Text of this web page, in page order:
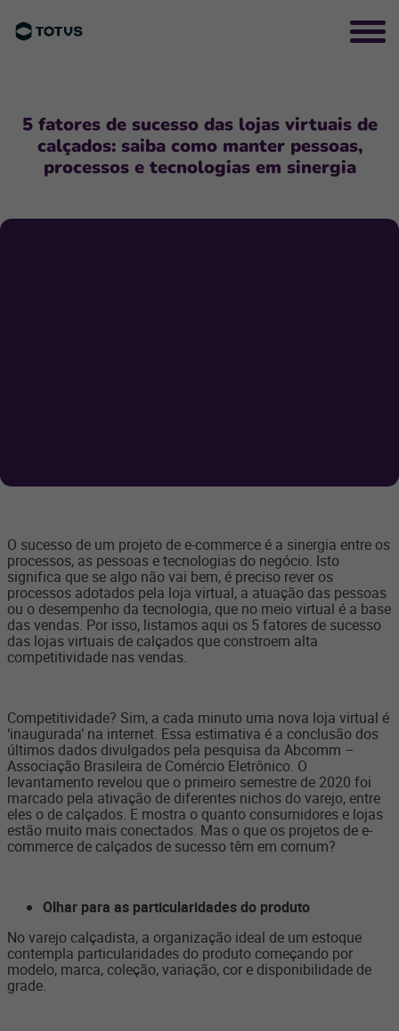
5 fatores de sucesso das lojas virtuais de
calçados: saiba como manter pessoas,
processos e tecnologias em sinergia
O sucesso de um projeto de e-commerce é a sinergia entre os
processos, as pessoas e tecnologias do negócio. Isto
significa que se algo não vai bem, é preciso rever os
processos adotados pela loja virtual, a atuação das pessoas
ou o desempenho da tecnologia, que no meio virtual é a base
das vendas. Por isso, listamos aqui os 5 fatores de sucesso
das lojas virtuais de calçados que constroem alta
competitividade nas vendas.
Competitividade? Sim, a cada minuto uma nova loja virtual é
‘inaugurada’ na internet. Essa estimativa é a conclusão dos
últimos dados divulgados pela pesquisa da Abcomm –
Associação Brasileira de Comércio Eletrônico. O
levantamento revelou que o primeiro semestre de 2020 foi
marcado pela ativação de diferentes nichos do varejo, entre
eles o de calçados. E mostra o quanto consumidores e lojas
estão muito mais conectados. Mas o que os projetos de e-
commerce de calçados de sucesso têm em comum?
Olhar para as particularidades do produto
No varejo calçadista, a organização ideal de um estoque
contempla particularidades do produto começando por
modelo, marca, coleção, variação, cor e disponibilidade de
grade.